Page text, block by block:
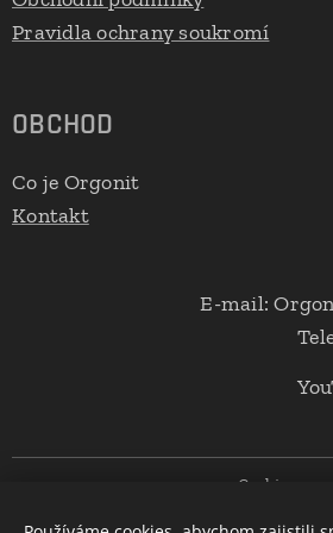
Pravidla ochrany soukromí
OBCHOD
Co je Orgonit
Kontakt
E-mail:
Cookies